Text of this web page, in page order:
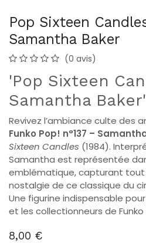
Pop Sixteen
Samantha Baker
(0 avis)
'Pop Sixteen
Samantha Baker'
Revivez l’ambiance culte des
Funko Pop! n°137 –
Sixteen Candles (1984).
Samantha est représentée
emblématique, capturant tout
nostalgie de ce classique du
Une figurine indispensable
et les collectionneurs de Funko
8,00 €